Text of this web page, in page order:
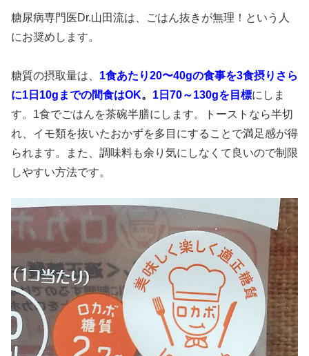
糖尿病専門医Dr.山田流は、ごはん抜きが無理！という人
にお奨めします。
糖質の摂取量は、 1食あたり20〜40gの食事を3食摂りさら
に1日10gまでの間食はOK。 1日 70～130gを目標にしま
す。1食でごはんを茶碗半膳にします。トーストなら半切
れ、イモ類を抜いたおかずを多目にすることで満足感が得
られます。また、調味料も余り気にしなくて良いので制限
しやすい方法です。